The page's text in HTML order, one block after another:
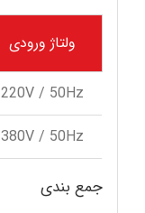
ولتاژ ورودی
220V / 50Hz
380V / 50Hz
جمع بندی